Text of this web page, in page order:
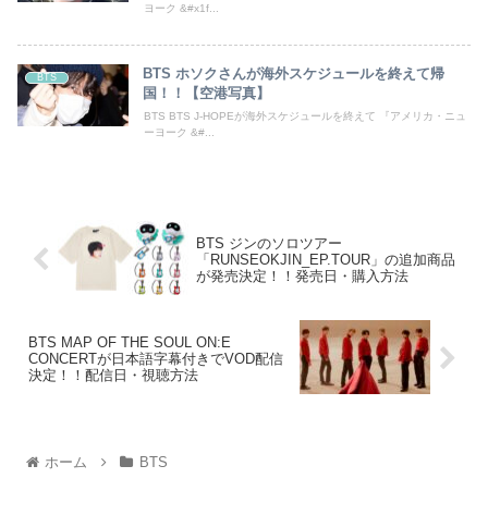
ヨーク &#x1f...
BTS
BTS ホソクさんが海外スケジュールを終えて帰
国！！【空港写真】
BTS BTS J-HOPEが海外スケジュールを終えて 『アメリカ・ニュ
ーヨーク &#...
BTS ジンのソロツアー
「RUNSEOKJIN_EP.TOUR」の追加商品
が発売決定！！発売日・購入方法
BTS MAP OF THE SOUL ON:E
CONCERTが日本語字幕付きでVOD配信
決定！！配信日・視聴方法
ホーム BTS